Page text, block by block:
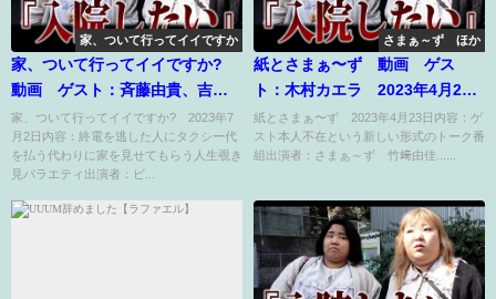
家、ついて行ってイイですか
家、ついて行ってイイですか?
動画 ゲスト：斉藤由貴、吉村
崇 2023年7月2日
家、ついて行ってイイですか? 2023年7
月2日内容：終電を逃した人にタクシー代
を払う代わりに家を見せてもらう人生覗き
見バラエティ出演者：ビ...
さまぁ～ず ほか
紙とさまぁ〜ず 動画 ゲス
ト：木村カエラ 2023年4月23
日
紙とさまぁ〜ず 2023年4月23日内容：ゲ
スト本人不在という新しい形式のトーク番
組出演者：さまぁ～ず 竹﨑由佳......